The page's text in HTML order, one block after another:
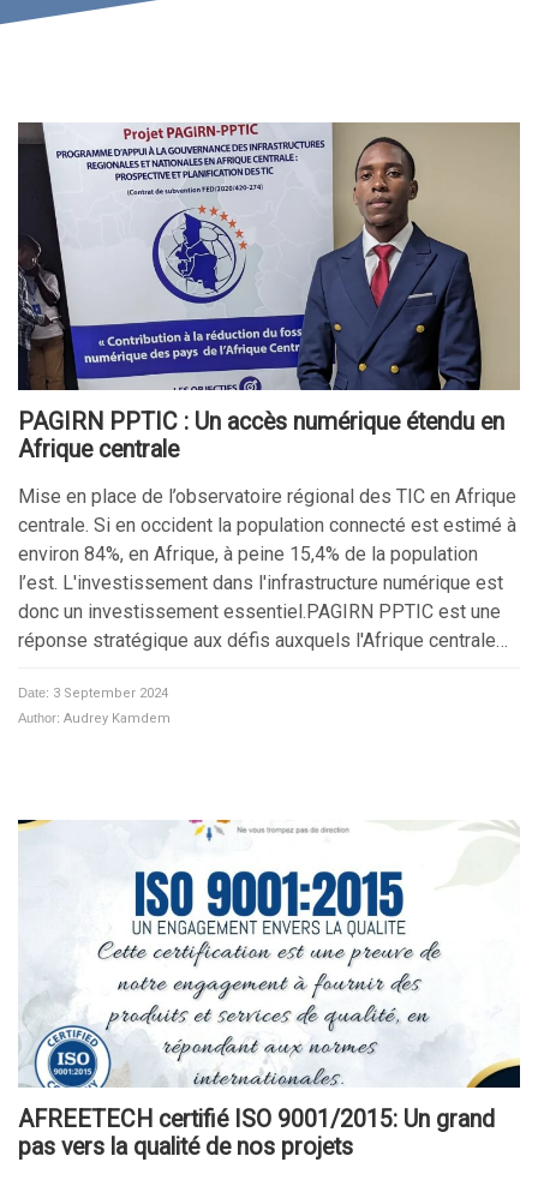
PAGIRN PPTIC : Un accès numérique étendu en
Afrique centrale
Mise en place de l’observatoire régional des TIC en Afrique
centrale. Si en occident la population connecté est estimé à
environ 84%, en Afrique, à peine 15,4% de la population
l’est. L'investissement dans l'infrastructure numérique est
donc un investissement essentiel.PAGIRN PPTIC est une
réponse stratégique aux défis auxquels l'Afrique centrale…
Date: 3 September 2024
Author: Audrey Kamdem
AFREETECH certifié ISO 9001/2015: Un grand
pas vers la qualité de nos projets